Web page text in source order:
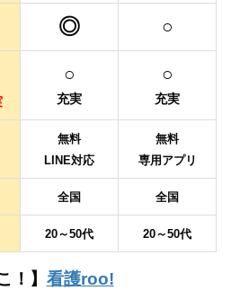
◎ ○
○
充実
○
充実
無料
LINE対応
無料
専用アプリ
全国 全国
20～50代 20～50代
！】 看護roo!